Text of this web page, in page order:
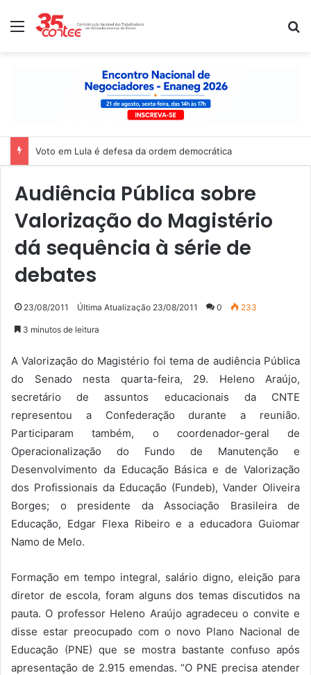
Menu
Voto em Lula é defesa da ordem democrática
Audiência Pública sobre
Valorização do Magistério
dá sequência à série de
debates
23/08/2011 Última Atualização 23/08/2011 0 233
3 minutos de leitura
A Valorização do Magistério foi tema de audiência Pública
do Senado nesta quarta-feira, 29. Heleno Araújo,
secretário de assuntos educacionais da CNTE
representou a Confederação durante a reunião.
Participaram também, o coordenador-geral de
Operacionalização do Fundo de Manutenção e
Desenvolvimento da Educação Básica e de Valorização
dos Profissionais da Educação (Fundeb), Vander Oliveira
Borges; o presidente da Associação Brasileira de
Educação, Edgar Flexa Ribeiro e a educadora Guiomar
Namo de Melo.
Formação em tempo integral, salário digno, eleição para
diretor de escola, foram alguns dos temas discutidos na
pauta. O professor Heleno Araújo agradeceu o convite e
disse estar preocupado com o novo Plano Nacional de
Educação (PNE) que se mostra bastante confuso após
apresentação de 2.915 emendas. “O PNE precisa atender